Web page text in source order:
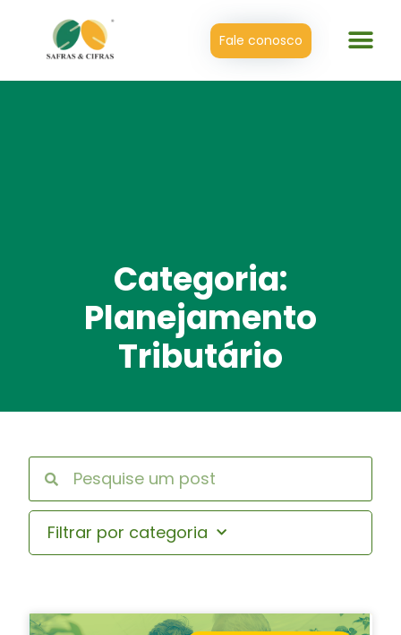
Fale conosco
Categoria:
Planejamento
Tributário
Filtrar por categoria